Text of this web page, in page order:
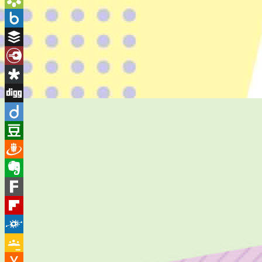
Bookmarks.fr
Box.net
Buffer
Diary.Ru
Diaspora
Digg
Diigo
Douban
Draugiem
Evernote
Fark
Flipboard
Folkd